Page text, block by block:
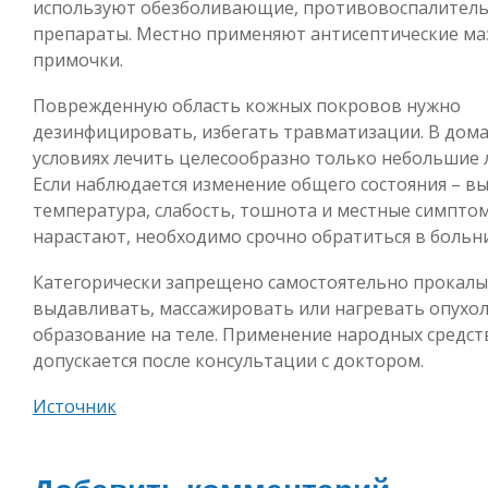
используют обезболивающие,
препараты. Местно применяют антисептические
примочки.
Поврежденную область кожных покровов нужно
дезинфицировать, избегать травматизации. В
условиях лечить целесообразно только
Если наблюдается изменение общего состояния –
температура, слабость, тошнота и местные
нарастают, необходимо срочно обратиться в
Категорически запрещено самостоятельно
выдавливать, массажировать или нагревать
образование на теле. Применение народных
допускается после консультации с доктором.
Источник